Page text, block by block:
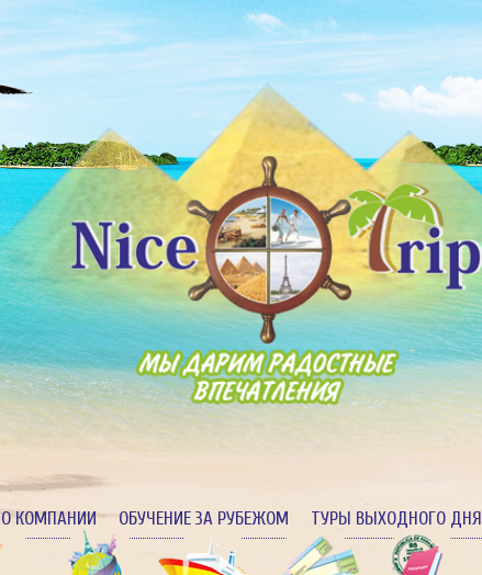
О КОМПАНИИ ОБУЧЕНИЕ ЗА РУБЕЖОМ ТУРЫ ВЫХОДНОГО ДНЯ